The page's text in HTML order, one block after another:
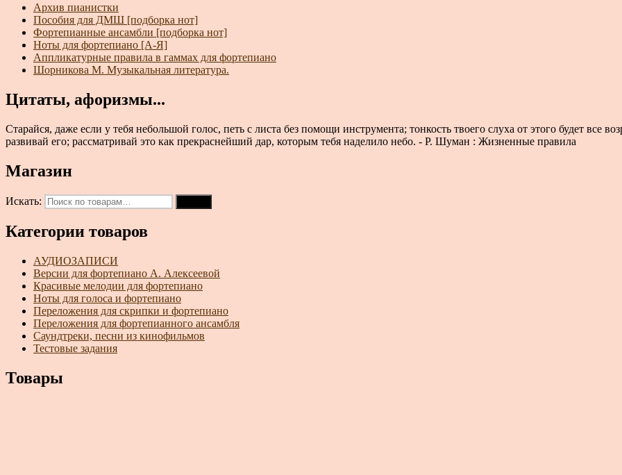
Архив пианистки
Пособия для ДМШ [подборка нот]
Фортепианные ансамбли [подборка нот]
Ноты для фортепиано [А-Я]
Аппликатурные правила в гаммах для фортепиано
Шорникова М. Музыкальная литература.
Цитаты, афоризмы...
Старайся, даже если у тебя небольшой голос, петь с листа без помощи инструмента; тонкость твоего слуха от этого будет все
развивай его; рассматривай это как прекраснейший дар, которым тебя наделило небо. - Р. Шуман : Жизненные правила
Магазин
Искать:
Категории товаров
АУДИОЗАПИСИ
Версии для фортепиано А. Алексеевой
Красивые мелодии для фортепиано
Ноты для голоса и фортепиано
Переложения для скрипки и фортепиано
Переложения для фортепианного ансамбля
Саундтреки, песни из кинофильмов
Тестовые задания
Товары